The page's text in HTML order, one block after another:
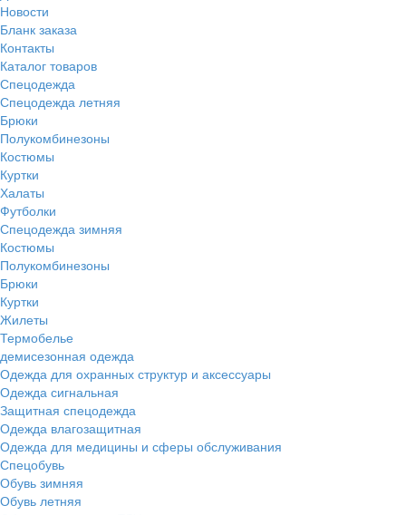
Новости
Бланк заказа
Контакты
Каталог товаров
Спецодежда
Спецодежда летняя
Брюки
Полукомбинезоны
Костюмы
Куртки
Халаты
Футболки
Спецодежда зимняя
Костюмы
Полукомбинезоны
Брюки
Куртки
Жилеты
Термобелье
демисезонная одежда
Одежда для охранных структур и аксессуары
Одежда сигнальная
Защитная спецодежда
Одежда влагозащитная
Одежда для медицины и сферы обслуживания
Спецобувь
Обувь зимняя
Обувь летняя